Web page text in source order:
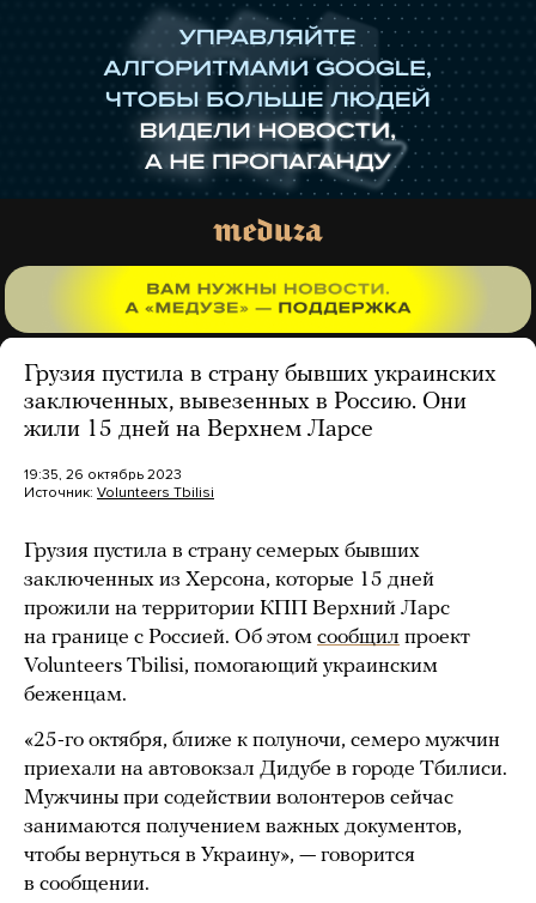
Грузия пустила в страну бывших украинских
заключенных, вывезенных в Россию. Они
жили 15 дней на Верхнем Ларсе
19:35, 26 октябрь 2023
Источник: Volunteers Tbilisi
Грузия пустила в страну семерых бывших
заключенных из Херсона, которые 15 дней
прожили на территории КПП Верхний Ларс
на границе с Россией. Об этом сообщил проект
Volunteers Tbilisi, помогающий украинским
беженцам.
«25-го октября, ближе к полуночи, семеро мужчин
приехали на автовокзал Дидубе в городе Тбилиси.
Мужчины при содействии волонтеров сейчас
занимаются получением важных документов,
чтобы вернуться в Украину», — говорится
в сообщении.